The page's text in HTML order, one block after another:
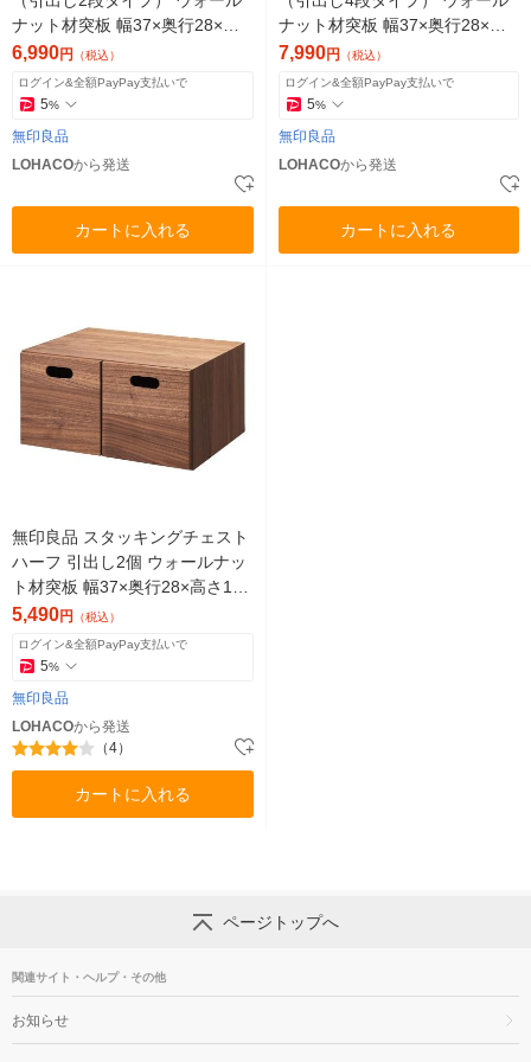
ナット材突板 幅37×奥行28×高
さ37cm 良品計画
6,990円 （税込）
ログイン&全額PayPay支払いで
5%
無印良品
LOHACOから発送
カートに入れる
ナット材突板 幅37×奥行28×高
さ37cm 良品計画
7,990円 （税込）
ログイン&全額PayPay支払いで
5%
無印良品
LOHACOから発送
カートに入れる
無印良品 スタッキングチェスト
ハーフ 引出し2個 ウォールナッ
ト材突板 幅37×奥行28×高さ18.
5cm 良品計画
5,490円 （税込）
ログイン&全額PayPay支払いで
5%
無印良品
LOHACOから発送
（4）
カートに入れる
ページトップへ
関連サイト・ヘルプ・その他
お知らせ